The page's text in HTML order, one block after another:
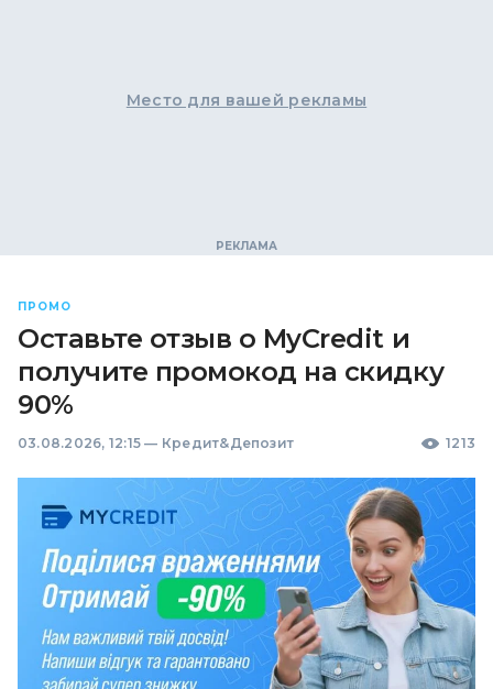
Место для вашей рекламы
ПРОМО
Оставьте отзыв о MyCredit и
получите промокод на скидку
90%
03.08.2026, 12:15 — Кредит&Депозит 1213